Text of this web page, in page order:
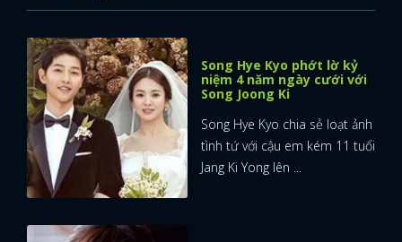
Song Hye Kyo phớt lờ kỷ
niệm 4 năm ngày cưới với
Song Joong Ki
Song Hye Kyo chia sẻ loạt ảnh
tình tứ với cậu em kém 11 tuổi
Jang Ki Yong lên ...